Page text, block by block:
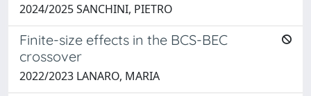
2024/2025 SANCHINI, PIETRO
Finite-size effects in the BCS-BEC
crossover
2022/2023 LANARO, MARIA